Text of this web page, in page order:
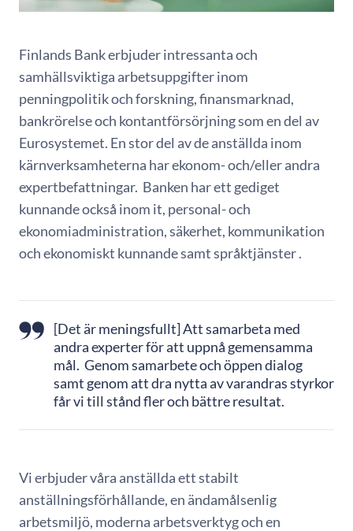
Finlands Bank erbjuder intressanta och
samhällsviktiga arbetsuppgifter inom
penningpolitik och forskning, finansmarknad,
bankrörelse och kontantförsörjning som en del av
Eurosystemet. En stor del av de anställda inom
kärnverksamheterna har ekonom- och/eller andra
expertbefattningar. Banken har ett gediget
kunnande också inom it, personal- och
ekonomiadministration, säkerhet, kommunikation
och ekonomiskt kunnande samt språktjänster .
[Det är meningsfullt] Att samarbeta med
andra experter för att uppnå gemensamma
mål. Genom samarbete och öppen dialog
samt genom att dra nytta av varandras styrkor
får vi till stånd fler och bättre resultat.
Vi erbjuder våra anställda ett stabilt
anställningsförhållande, en ändamålsenlig
arbetsmiljö, moderna arbetsverktyg och en